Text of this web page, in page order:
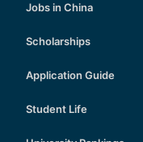
Jobs in China
Scholarships
Application Guide
Student Life